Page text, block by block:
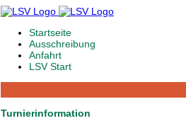
Startseite
Ausschreibung
Anfahrt
LSV Start
Turnierinformation